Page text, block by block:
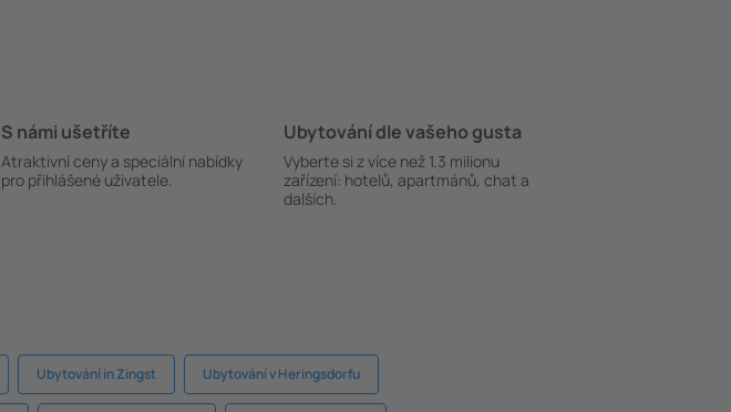
S námi ušetříte
Atraktivní ceny a speciální nabídky
pro přihlášené uživatele.
Ubytování dle vašeho gusta
Vyberte si z více než 1.3 milionu
zařízení: hotelů, apartmánů, chat a
dalších.
Ubytování in Zingst Ubytování v Heringsdorfu